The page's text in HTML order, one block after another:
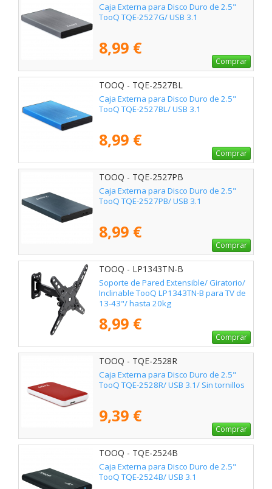
Caja Externa para Disco Duro de 2.5"
TooQ TQE-2527G/ USB 3.1
8,99 €
Comprar
TOOQ - TQE-2527BL
Caja Externa para Disco Duro de 2.5"
TooQ TQE-2527BL/ USB 3.1
8,99 €
Comprar
TOOQ - TQE-2527PB
Caja Externa para Disco Duro de 2.5"
TooQ TQE-2527PB/ USB 3.1
8,99 €
Comprar
TOOQ - LP1343TN-B
Soporte de Pared Extensible/ Giratorio/
Inclinable TooQ LP1343TN-B para TV de
13-43"/ hasta 20kg
8,99 €
Comprar
TOOQ - TQE-2528R
Caja Externa para Disco Duro de 2.5"
TooQ TQE-2528R/ USB 3.1/ Sin tornillos
9,39 €
Comprar
TOOQ - TQE-2524B
Caja Externa para Disco Duro de 2.5"
TooQ TQE-2524B/ USB 3.1